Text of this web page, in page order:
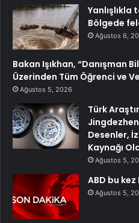
Yanlışlıkla
Bölgede
Ağustos 6,
Bakan Işıkhan, “Danışman
Üzerinden Tüm Öğrenci ve
Ağustos 5, 2026
Türk
Desenler,
Kaynağı
Ağustos 5,
ABD bu kez
Ağustos 5,